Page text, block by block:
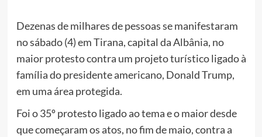
Dezenas de milhares de pessoas se manifestaram
no sábado (4) em Tirana, capital da Albânia, no
maior protesto contra um projeto turístico ligado à
família do presidente americano, Donald Trump,
em uma área protegida.
Foi o 35º protesto ligado ao tema e o maior desde
que começaram os atos, no fim de maio, contra a